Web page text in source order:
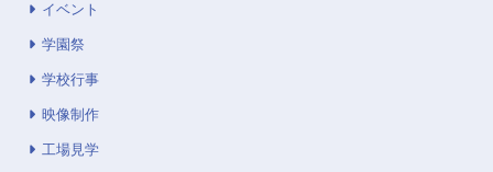
イベント
学園祭
学校行事
映像制作
工場見学